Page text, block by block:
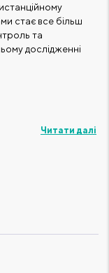
стає все більш
та
дослідженні
Читати далі